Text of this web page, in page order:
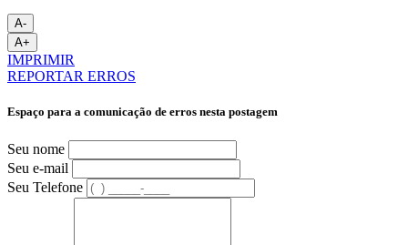
A-
A+
IMPRIMIR
REPORTAR ERROS
Espaço para a comunicação de erros nesta postagem
Seu nome
Seu e-mail
Seu Telefone